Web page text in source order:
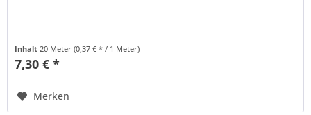
Inhalt 20 Meter(0,37 € * / 1 Meter)
7,30 € *
Merken